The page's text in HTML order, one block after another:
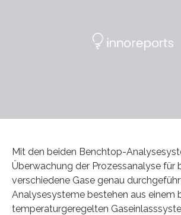
Mit den beiden Benchtop-
Überwachung der Prozessanalyse für
verschiedene Gase genau
Analysesysteme bestehen aus einem
temperaturgeregelten